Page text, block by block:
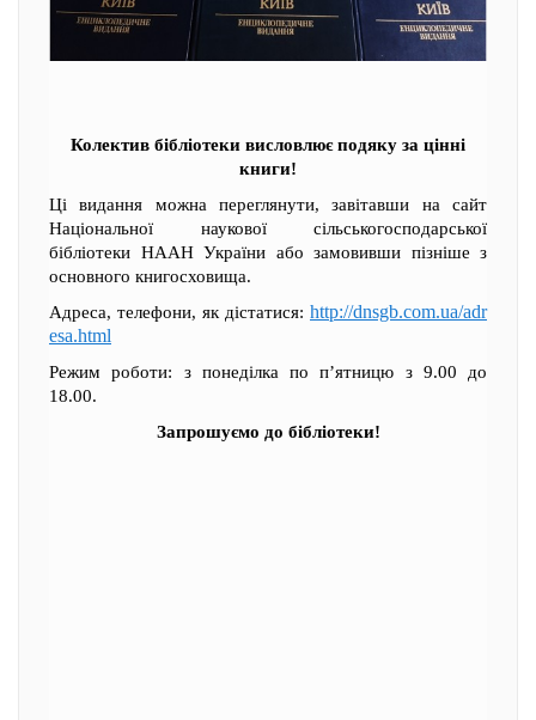
Колектив бібліотеки висловлює подяку за цінні
книги!
Ці видання можна переглянути, завітавши на сайт
Національної наукової сільськогосподарської
бібліотеки НААН України або замовивши пізніше з
основного книгосховища.
Адреса, телефони, як дістатися: http://dnsgb.com.ua/adr
esa.html
Режим роботи: з понеділка по п’ятницю з 9.00 до
18.00.
Запрошуємо до бібліотеки!